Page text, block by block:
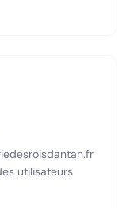
utilisateurs